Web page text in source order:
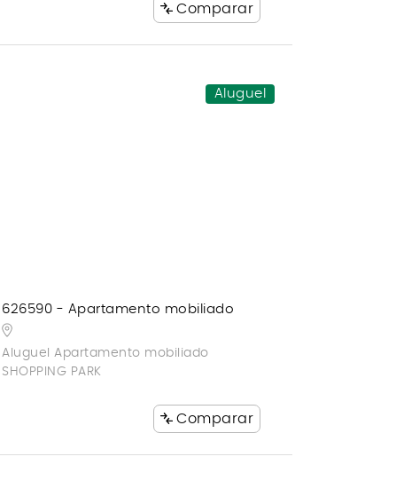
Comparar
Aluguel
626590 - Apartamento mobiliado
Aluguel Apartamento mobiliado
SHOPPING PARK
Comparar